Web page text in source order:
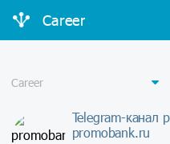
Career
Telegram-канал
promobank.ru